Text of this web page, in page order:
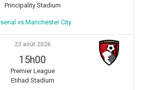
Principality Stadium
vs Manchester City
23 août 2026
15h00
Premier League
Etihad Stadium